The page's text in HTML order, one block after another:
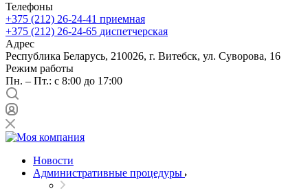
Телефоны
+375 (212) 26-24-41 приемная
+375 (212) 26-24-65 диспетчерская
Адрес
Республика Беларусь, 210026, г. Витебск, ул. Суворова, 16
Режим работы
Пн. – Пт.: с 8:00 до 17:00
Новости
Административные процедуры